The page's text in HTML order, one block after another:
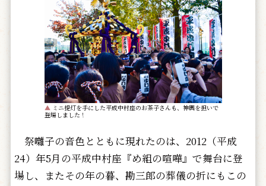
▲ ミニ提灯を手にした平成中村座のお茶子さんも、神輿を担いで
登場しました！
祭囃子の音色とともに現れたのは、2012（平成
24）年5月の平成中村座『め組の喧嘩』で舞台に登
場し、またその年の暮、勘三郎の葬儀の折にもこの